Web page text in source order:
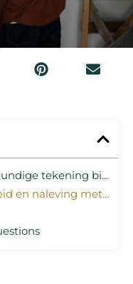
De rol van de bouwkundige tekening bij naleving van eisen
Zorg voor zekerheid en naleving met deskundig advies